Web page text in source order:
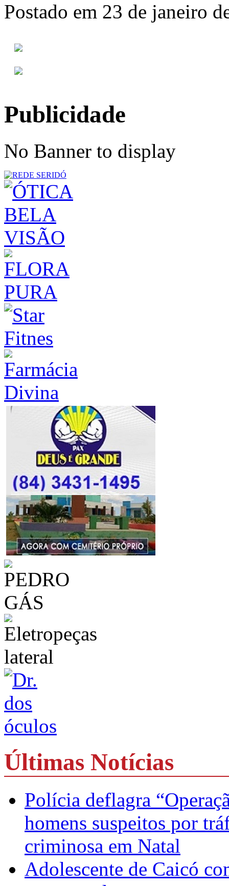
Postado em 23 de janeiro
Publicidade
No Banner to display
Últimas Notícias
Polícia deflagra
homens suspeitos por
criminosa em Natal
Adolescente de Caicó